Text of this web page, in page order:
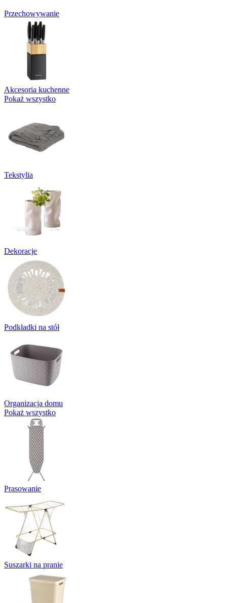
Przechowywanie
Akcesoria kuchenne
Pokaż wszystko
Tekstylia
Dekoracje
Podkładki na stół
Organizacja domu
Pokaż wszystko
Prasowanie
Suszarki na pranie